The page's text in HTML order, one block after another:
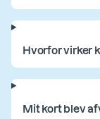
Hvorfor virker
Mit kort blev